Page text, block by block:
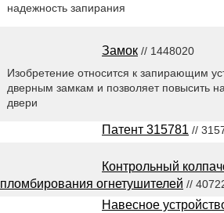
надежность запирания
Замок // 1448020
Изобретение относится к запирающим
дверным замкам и позволяет повысить
двери
Патент 315781 //
Контрольный
пломбирования огнетушителей //
Навесное